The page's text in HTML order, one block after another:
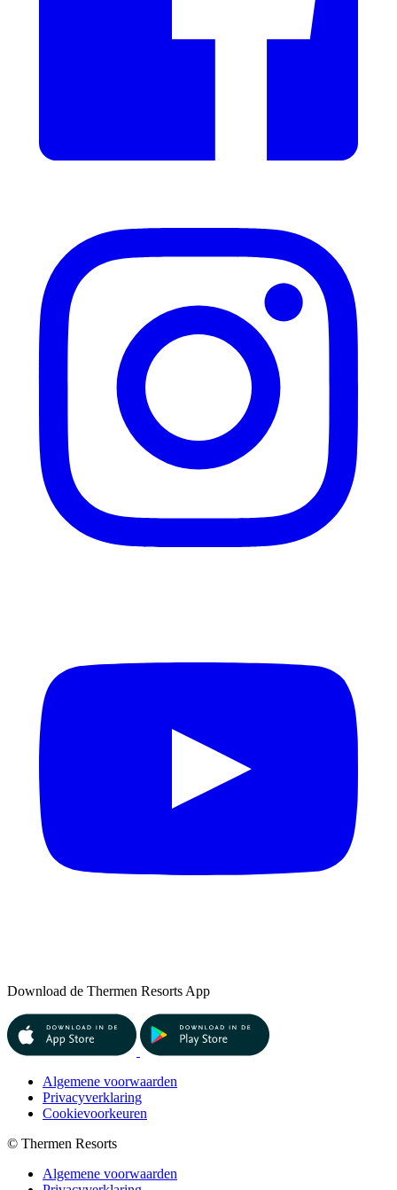
Download de Thermen Resorts App
Algemene voorwaarden
Privacyverklaring
Cookievoorkeuren
© Thermen Resorts
Algemene voorwaarden